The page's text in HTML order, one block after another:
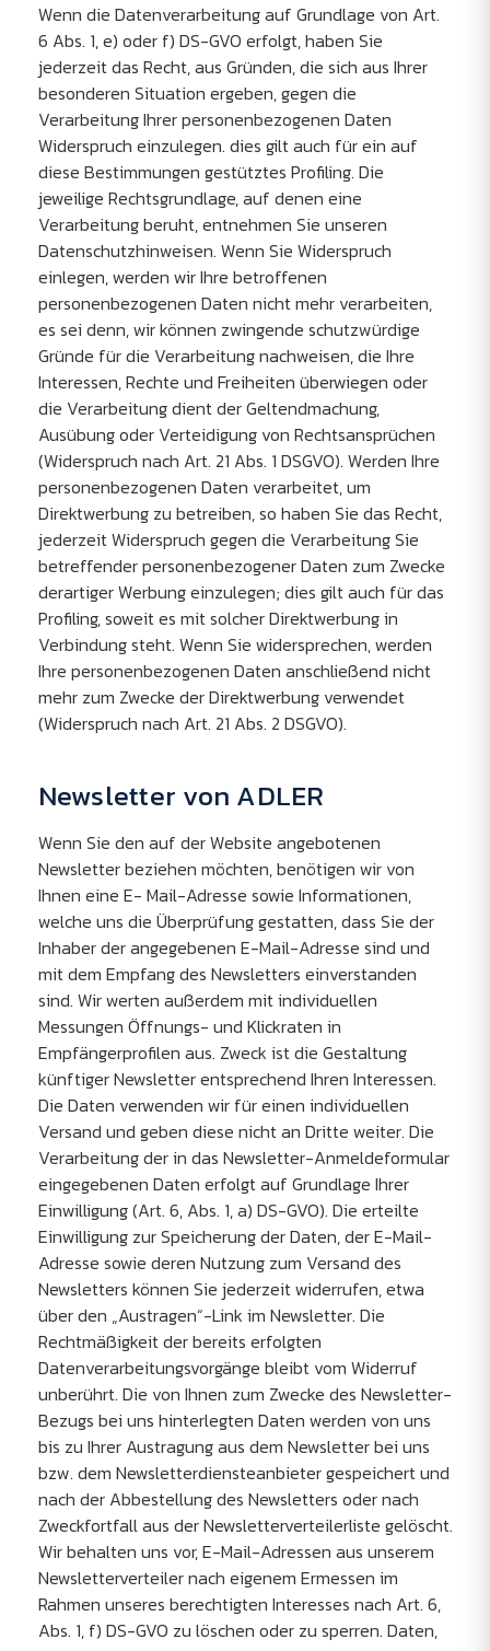
Wenn die Datenverarbeitung auf Grundlage von Art.
6 Abs. 1, e) oder f) DS-GVO erfolgt, haben Sie
jederzeit das Recht, aus Gründen, die sich aus Ihrer
besonderen Situation ergeben, gegen die
Verarbeitung Ihrer personenbezogenen Daten
Widerspruch einzulegen. dies gilt auch für ein auf
diese Bestimmungen gestütztes Profiling. Die
jeweilige Rechtsgrundlage, auf denen eine
Verarbeitung beruht, entnehmen Sie unseren
Datenschutzhinweisen. Wenn Sie Widerspruch
einlegen, werden wir Ihre betroffenen
personenbezogenen Daten nicht mehr verarbeiten,
es sei denn, wir können zwingende schutzwürdige
Gründe für die Verarbeitung nachweisen, die Ihre
Interessen, Rechte und Freiheiten überwiegen oder
die Verarbeitung dient der Geltendmachung,
Ausübung oder Verteidigung von Rechtsansprüchen
(Widerspruch nach Art. 21 Abs. 1 DSGVO). Werden Ihre
personenbezogenen Daten verarbeitet, um
Direktwerbung zu betreiben, so haben Sie das Recht,
jederzeit Widerspruch gegen die Verarbeitung Sie
betreffender personenbezogener Daten zum Zwecke
derartiger Werbung einzulegen; dies gilt auch für das
Profiling, soweit es mit solcher Direktwerbung in
Verbindung steht. Wenn Sie widersprechen, werden
Ihre personenbezogenen Daten anschließend nicht
mehr zum Zwecke der Direktwerbung verwendet
(Widerspruch nach Art. 21 Abs. 2 DSGVO).
Newsletter von ADLER
Wenn Sie den auf der Website angebotenen
Newsletter beziehen möchten, benötigen wir von
Ihnen eine E- Mail-Adresse sowie Informationen,
welche uns die Überprüfung gestatten, dass Sie der
Inhaber der angegebenen E-Mail-Adresse sind und
mit dem Empfang des Newsletters einverstanden
sind. Wir werten außerdem mit individuellen
Messungen Öffnungs- und Klickraten in
Empfängerprofilen aus. Zweck ist die Gestaltung
künftiger Newsletter entsprechend Ihren Interessen.
Die Daten verwenden wir für einen individuellen
Versand und geben diese nicht an Dritte weiter. Die
Verarbeitung der in das Newsletter-Anmeldeformular
eingegebenen Daten erfolgt auf Grundlage Ihrer
Einwilligung (Art. 6, Abs. 1, a) DS-GVO). Die erteilte
Einwilligung zur Speicherung der Daten, der E-Mail-
Adresse sowie deren Nutzung zum Versand des
Newsletters können Sie jederzeit widerrufen, etwa
über den „Austragen“-Link im Newsletter. Die
Rechtmäßigkeit der bereits erfolgten
Datenverarbeitungsvorgänge bleibt vom Widerruf
unberührt. Die von Ihnen zum Zwecke des Newsletter-
Bezugs bei uns hinterlegten Daten werden von uns
bis zu Ihrer Austragung aus dem Newsletter bei uns
bzw. dem Newsletterdiensteanbieter gespeichert und
nach der Abbestellung des Newsletters oder nach
Zweckfortfall aus der Newsletterverteilerliste gelöscht.
Wir behalten uns vor, E-Mail-Adressen aus unserem
Newsletterverteiler nach eigenem Ermessen im
Rahmen unseres berechtigten Interesses nach Art. 6,
Abs. 1, f) DS-GVO zu löschen oder zu sperren. Daten,